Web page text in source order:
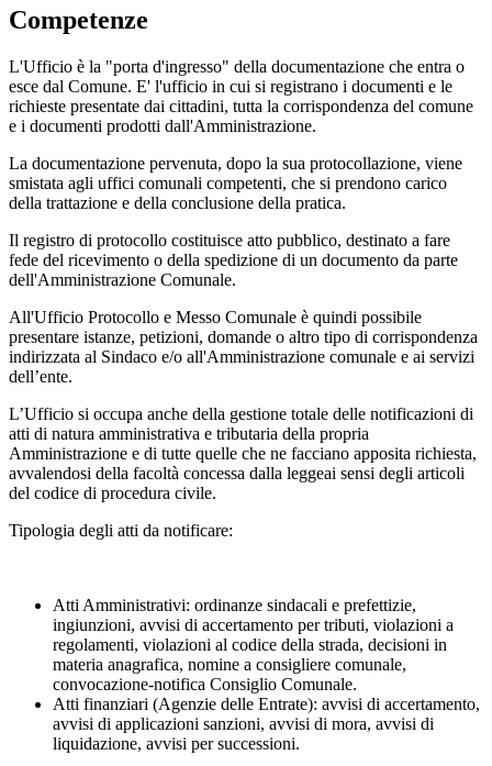
Competenze
L'Ufficio è la "porta d'ingresso" della documentazione che entra o
esce dal Comune. E' l'ufficio in cui si registrano i documenti e le
richieste presentate dai cittadini, tutta la corrispondenza del comune
e i documenti prodotti dall'Amministrazione.
La documentazione pervenuta, dopo la sua protocollazione, viene
smistata agli uffici comunali competenti, che si prendono carico
della trattazione e della conclusione della pratica.
Il registro di protocollo costituisce atto pubblico, destinato a fare
fede del ricevimento o della spedizione di un documento da parte
dell'Amministrazione Comunale.
All'Ufficio Protocollo e Messo Comunale è quindi possibile
presentare istanze, petizioni, domande o altro tipo di corrispondenza
indirizzata al Sindaco e/o all'Amministrazione comunale e ai servizi
dell’ente.
L’Ufficio si occupa anche della gestione totale delle notificazioni di
atti di natura amministrativa e tributaria della propria
Amministrazione e di tutte quelle che ne facciano apposita richiesta,
avvalendosi della facoltà concessa dalla leggeai sensi degli articoli
del codice di procedura civile.
Tipologia degli atti da notificare:
Atti Amministrativi: ordinanze sindacali e prefettizie,
ingiunzioni, avvisi di accertamento per tributi, violazioni a
regolamenti, violazioni al codice della strada, decisioni in
materia anagrafica, nomine a consigliere comunale,
convocazione-notifica Consiglio Comunale.
Atti finanziari (Agenzie delle Entrate): avvisi di accertamento,
avvisi di applicazioni sanzioni, avvisi di mora, avvisi di
liquidazione, avvisi per successioni.